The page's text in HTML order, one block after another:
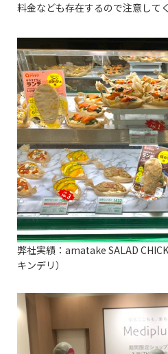
料金なども存在するので注意して
弊社実績：amatake SALAD
キンデリ）